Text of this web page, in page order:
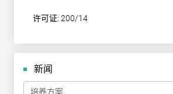
许可证: 200/14
新闻
培养方案